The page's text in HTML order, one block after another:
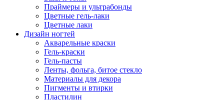
Праймеры и ультрабонды
Цветные гель-лаки
Цветные лаки
Дизайн ногтей
Акварельные краски
Гель-краски
Гель-пасты
Ленты, фольга, битое стекло
Материалы для декора
Пигменты и втирки
Пластилин